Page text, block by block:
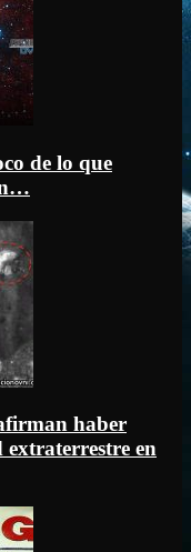
de lo que
haber
en